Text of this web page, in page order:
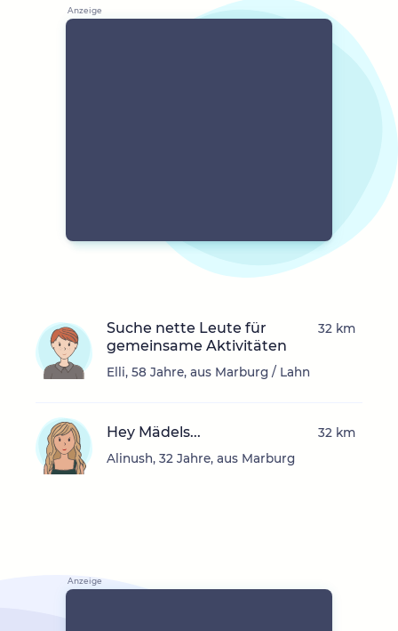
Suche nette Leute für
gemeinsame Aktivitäten
Elli, 58 Jahre, aus Marburg / Lahn
32 km
Hey Mädels...
Alinush, 32 Jahre, aus Marburg
32 km